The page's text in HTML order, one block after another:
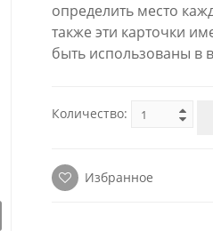
определить место
также эти карточки
быть использованы в
Количество:
Избранное